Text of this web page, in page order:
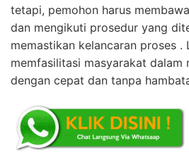
tetapi, pemohon harus
dan mengikuti prosedur yang
memastikan kelancaran proses .
memfasilitasi masyarakat dalam
dengan cepat dan tanpa